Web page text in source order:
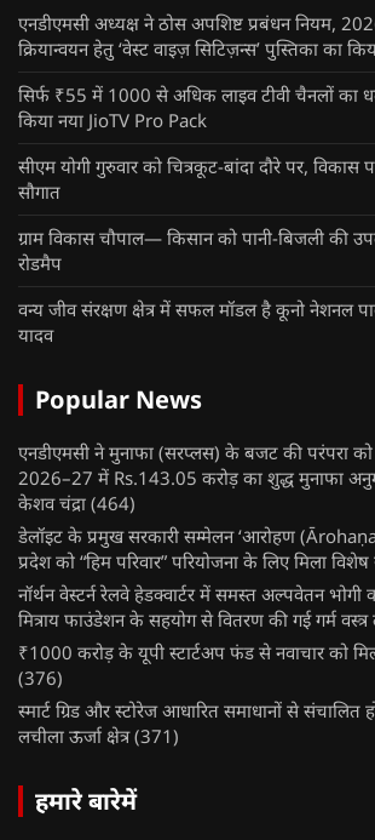
एनडीएमसी अध्यक्ष ने ठोस अपशिष्ट प्रबंधन नियम,
क्रियान्वयन हेतु ‘वेस्ट वाइज़ सिटिज़न्स’ पुस्तिका का
सिर्फ ₹55 में 1000 से अधिक लाइव टीवी चैनलों का
किया नया JioTV Pro Pack
सीएम योगी गुरुवार को चित्रकूट-बांदा दौरे पर,
सौगात
ग्राम विकास चौपाल— किसान को पानी-बिजली की
रोडमैप
वन्य जीव संरक्षण क्षेत्र में सफल मॉडल है कूनो नेशनल
यादव
Popular News
एनडीएमसी ने मुनाफा (सरप्लस) के बजट की परंपरा को
2026–27 में Rs.143.05 करोड़ का शुद्ध मुनाफा
केशव चंद्रा (464)
डेलॉइट के प्रमुख सरकारी सम्मेलन ‘आरोहण
प्रदेश को “हिम परिवार” परियोजना के लिए मिला विशेष
नॉर्थन वेस्टर्न रेलवे हेडक्वार्टर में समस्त अल्पवेतन भोगी
मित्राय फाउंडेशन के सहयोग से वितरण की गई गर्म वस्त्र
₹1000 करोड़ के यूपी स्टार्टअप फंड से नवाचार को
(376)
स्मार्ट ग्रिड और स्टोरेज आधारित समाधानों से संचालित
लचीला ऊर्जा क्षेत्र (371)
हमारे बारेमें